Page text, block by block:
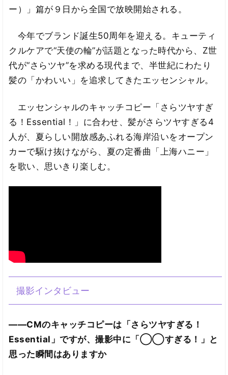
ー）」篇が９日から全国で放映開始される。
今年でブランド誕生50周年を迎える。キューティ
クルケアで“天使の輪”が話題となった時代から、Z世
代が“さらツヤ”を求める現代まで、半世紀にわたり
髪の「かわいい」を追求してきたエッセンシャル。
エッセンシャルのキャッチコピー「さらツヤすぎ
る！Essential！」に合わせ、髪がさらツヤすぎる4
人が、夏らしい開放感あふれる海岸沿いをオープン
カーで駆け抜けながら、夏の定番曲「上海ハニー」
を歌い、思いきり楽しむ。
撮影インタビュー
――CMのキャッチコピーは「さらツヤすぎる！
Essential」ですが、撮影中に「◯◯すぎる！」と
思った瞬間はありますか